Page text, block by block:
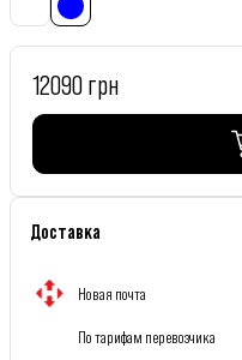
12090 грн
Доставка
Новая почта
По тарифам перевозчика